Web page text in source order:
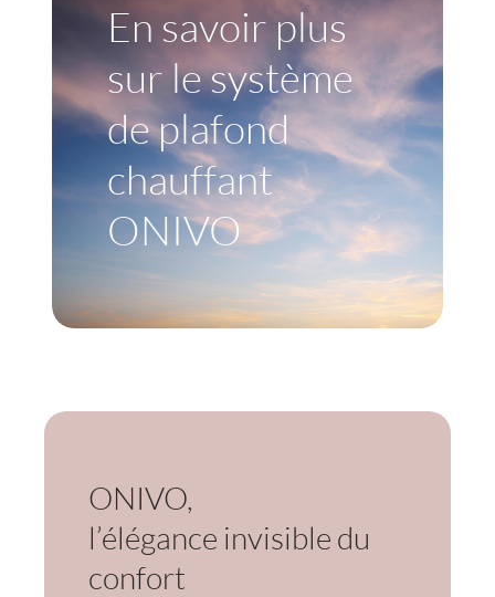
En savoir plus
sur le système
de plafond
chauffant
ONIVO
ONIVO,
l’élégance invisible du
confort